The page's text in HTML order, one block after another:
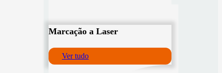
Marcação a Laser
Ver tudo